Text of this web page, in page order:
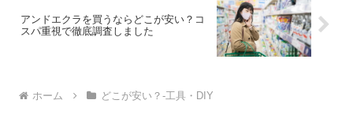
アンドエクラを買うならどこが安い？コ
スパ重視で徹底調査しました
ホーム どこが安い？-工具・DIY